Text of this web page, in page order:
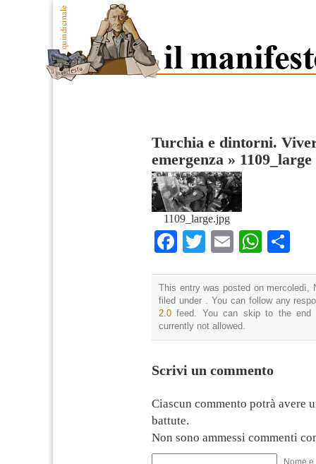
Turchia e dintorni.
emergenza » 1109_large
1109_large.jpg
Facebook
Twitter
Email
This entry was posted on mercoledì,
filed under . You can follow any
2.0 feed. You can skip to the end
currently not allowed.
Scrivi un commento
Ciascun commento potrà avere
battute.
Non sono ammessi commenti
Nome